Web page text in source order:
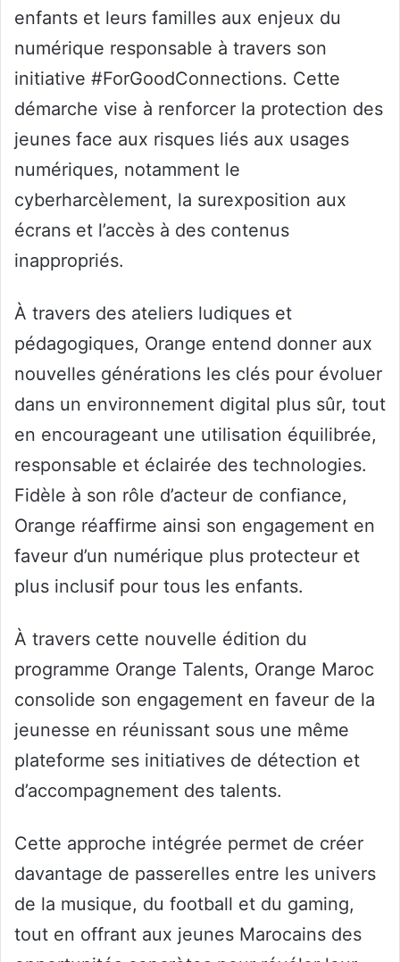
enfants et leurs familles aux enjeux du
numérique responsable à travers son
initiative #ForGoodConnections. Cette
démarche vise à renforcer la protection des
jeunes face aux risques liés aux usages
numériques, notamment le
cyberharcèlement, la surexposition aux
écrans et l’accès à des contenus
inappropriés.
À travers des ateliers ludiques et
pédagogiques, Orange entend donner aux
nouvelles générations les clés pour évoluer
dans un environnement digital plus sûr, tout
en encourageant une utilisation équilibrée,
responsable et éclairée des technologies.
Fidèle à son rôle d’acteur de confiance,
Orange réaffirme ainsi son engagement en
faveur d’un numérique plus protecteur et
plus inclusif pour tous les enfants.
À travers cette nouvelle édition du
programme Orange Talents, Orange Maroc
consolide son engagement en faveur de la
jeunesse en réunissant sous une même
plateforme ses initiatives de détection et
d’accompagnement des talents.
Cette approche intégrée permet de créer
davantage de passerelles entre les univers
de la musique, du football et du gaming,
tout en offrant aux jeunes Marocains des